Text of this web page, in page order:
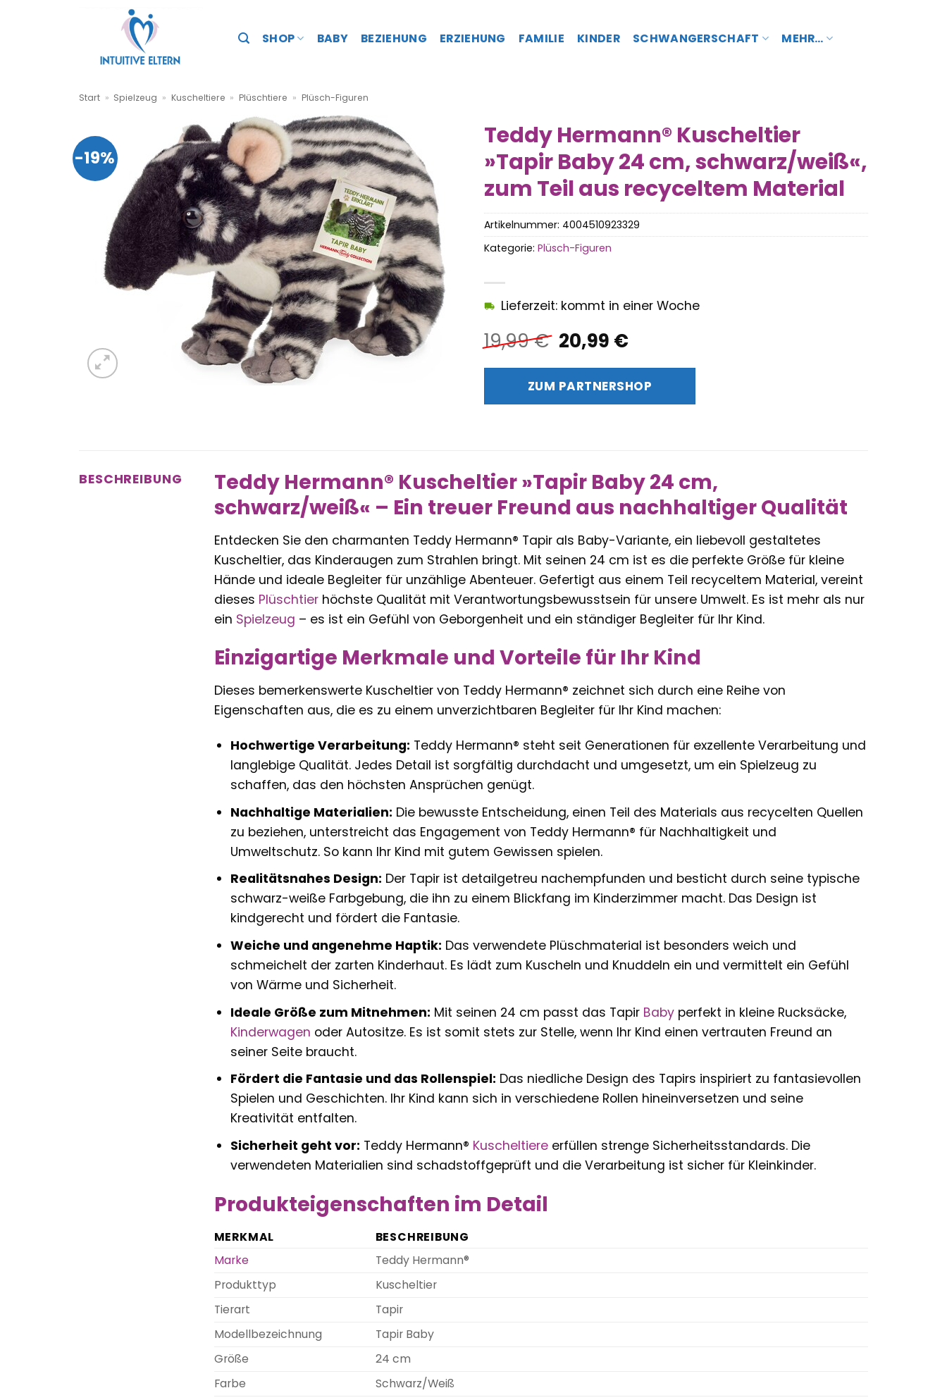
SHOP BABY BEZIEHUNG ERZIEHUNG FAMILIE KINDER SCHWANGERSCHAFT MEHR…
Start » Spielzeug » Kuscheltiere » Plüschtiere » Plüsch-Figuren
-19%
Teddy Hermann® Kuscheltier
»Tapir Baby 24 cm, schwarz/weiß«,
zum Teil aus recyceltem Material
19,99€ Ursprünglicher
Preis
war:
19,99 €
20,99 €Aktueller
ist:
20,99 €.
Lieferzeit: kommt in einer Woche
ZUM PARTNERSHOP
Artikelnummer: 4004510923329
Kategorie: Plüsch-Figuren
BESCHREIBUNG
Teddy Hermann® Kuscheltier »Tapir Baby 24 cm,
schwarz/weiß« – Ein treuer Freund aus nachhaltiger Qualität
Entdecken Sie den charmanten Teddy Hermann® Tapir als Baby-Variante, ein liebevoll gestaltetes
Kuscheltier, das Kinderaugen zum Strahlen bringt. Mit seinen 24 cm ist es die perfekte Größe für kleine
Hände und ideale Begleiter für unzählige Abenteuer. Gefertigt aus einem Teil recyceltem Material, vereint
dieses Plüschtierhöchste Qualität mit Verantwortungsbewusstsein für unsere Umwelt. Es ist mehr als nur
ein Spielzeug – es ist ein Gefühl von Geborgenheit und ein ständiger Begleiter für Ihr Kind.
Einzigartige Merkmale und Vorteile für Ihr Kind
Dieses bemerkenswerte Kuscheltier von Teddy Hermann® zeichnet sich durch eine Reihe von
Eigenschaften aus, die es zu einem unverzichtbaren Begleiter für Ihr Kind machen:
Hochwertige Verarbeitung: Teddy Hermann® steht seit Generationen für exzellente Verarbeitung und
langlebige Qualität. Jedes Detail ist sorgfältig durchdacht und umgesetzt, um ein Spielzeug zu
schaffen, das den höchsten Ansprüchen genügt.
Nachhaltige Materialien: Die bewusste Entscheidung, einen Teil des Materials aus recycelten Quellen
zu beziehen, unterstreicht das Engagement von Teddy Hermann® für Nachhaltigkeit und
Umweltschutz. So kann Ihr Kind mit gutem Gewissen spielen.
Realitätsnahes Design: Der Tapir ist detailgetreu nachempfunden und besticht durch seine typische
schwarz-weiße Farbgebung, die ihn zu einem Blickfang im Kinderzimmer macht. Das Design ist
kindgerecht und fördert die Fantasie.
Weiche und angenehme Haptik: Das verwendete Plüschmaterial ist besonders weich und
schmeichelt der zarten Kinderhaut. Es lädt zum Kuscheln und Knuddeln ein und vermittelt ein Gefühl
von Wärme und Sicherheit.
Ideale Größe zum Mitnehmen: Mit seinen 24 cm passt das Tapir Babyperfekt in kleine Rucksäcke,
Kinderwagen oder Autositze. Es ist somit stets zur Stelle, wenn Ihr Kind einen vertrauten Freund an
seiner Seite braucht.
Fördert die Fantasie und das Rollenspiel: Das niedliche Design des Tapirs inspiriert zu fantasievollen
Spielen und Geschichten. Ihr Kind kann sich in verschiedene Rollen hineinversetzen und seine
Kreativität entfalten.
Sicherheit geht vor: Teddy Hermann® Kuscheltiereerfüllen strenge Sicherheitsstandards. Die
verwendeten Materialien sind schadstoffgeprüft und die Verarbeitung ist sicher für Kleinkinder.
Produkteigenschaften im Detail
MERKMAL
BESCHREIBUNG
Marke
Teddy Hermann®
Produkttyp
Kuscheltier
Tierart
Tapir
Modellbezeichnung
Tapir Baby
Größe
24 cm
Farbe
Schwarz/Weiß